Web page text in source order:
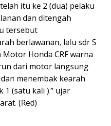
itu ke 2 (dua) pelaku
dan ditengah
tersebut
berlawanan, lalu sdr S
Honda CRF warna
dari motor langsung
menembak kearah
1 (satu kali ).” ujar
(Red)